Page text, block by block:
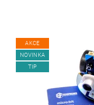
AKCE
NOVINKA
TIP